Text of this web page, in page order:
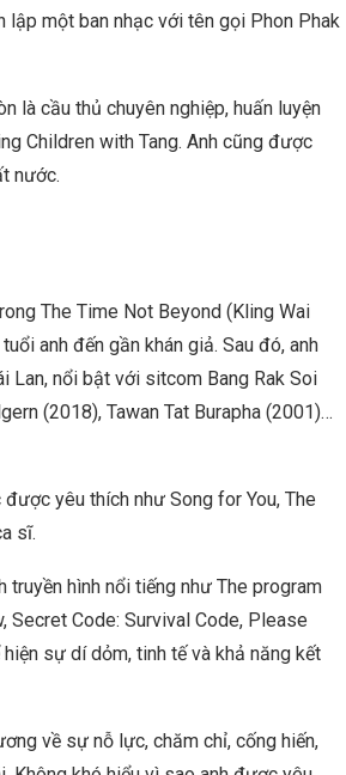
lập một ban nhạc với tên gọi Phon Phak
là cầu thủ chuyên nghiệp, huấn luyện
Children with Tang. Anh cũng được
nước.
The Time Not Beyond (Kling Wai
anh đến gần khán giả. Sau đó, anh
Lan, nổi bật với sitcom Bang Rak Soi
(2018), Tawan Tat Burapha (2001)…
yêu thích như Song for You, The
sĩ.
hình nổi tiếng như The program
Secret Code: Survival Code, Please
sự dí dỏm, tinh tế và khả năng kết
về sự nỗ lực, chăm chỉ, cống hiến,